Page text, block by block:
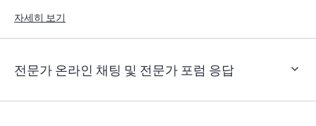
자세히 보기
전문가 온라인 채팅 및 전문가 포럼 응답